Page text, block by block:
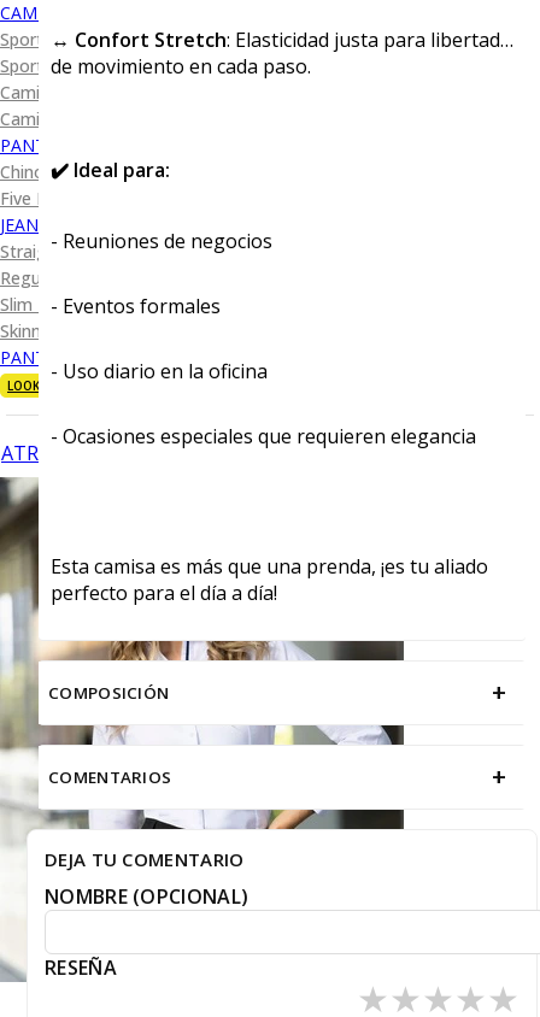
CAMISA SPORT
Sport Lisas
Sport Diseño
Camiseta Lisa
Camiseta Diseño
PANTALÓN CASUAL
Chino
Five Pocket
JEANS
Straight Fit
Regular Fit
Slim Fit
Skinny Fit
PANTALÓN DE VESTIR
LOOKS
ATRÁS
↔️ Confort Stretch: Elasticidad justa para libertad
de movimiento en cada paso.
✔️ Ideal para:
- Reuniones de negocios
- Eventos formales
- Uso diario en la oficina
- Ocasiones especiales que requieren elegancia
Esta camisa es más que una prenda, ¡es tu aliado
perfecto para el día a día!
COMPOSICIÓN +
COMENTARIOS +
DEJA TU COMENTARIO
NOMBRE (OPCIONAL)
RESEÑA
★
★
★
★
★